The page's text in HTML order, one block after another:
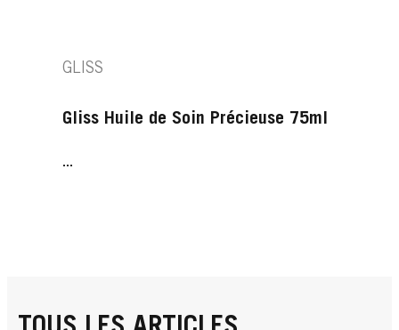
GLISS
Gliss Huile de Soin Précieuse 75ml
...